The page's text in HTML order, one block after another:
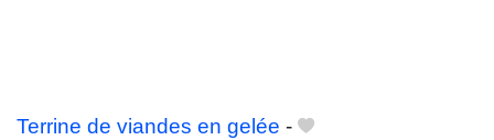
Terrine de viandes en gelée -